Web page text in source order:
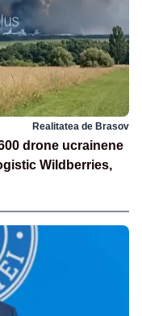
Realitatea de Brasov
drone ucrainene
Wildberries,